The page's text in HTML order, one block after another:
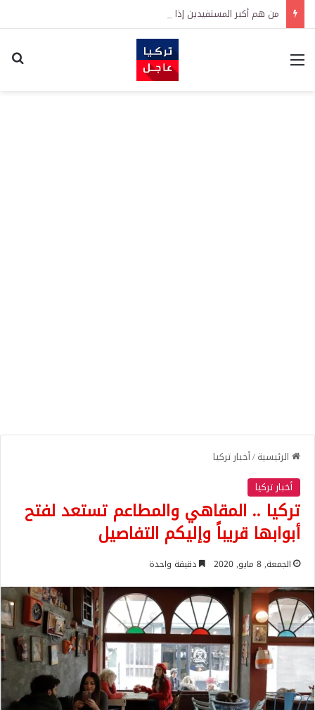
من هم أكبر المستفيدين إذا انتهت الحرب؟
القائمة
الرئيسية/أخبار تركيا
أخبار تركيا
تركيا .. المقاهي والمطاعم تستعد لفتح
أبوابها قريباً وإليكم التفاصيل
الجمعة, 8 مايو, 2020 دقيقة واحدة